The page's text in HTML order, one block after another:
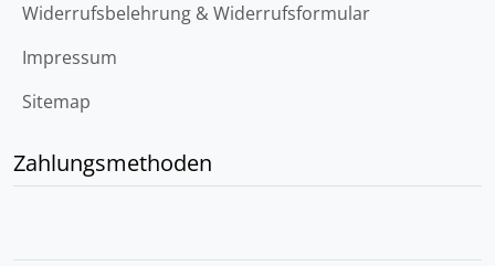
Widerrufsbelehrung & Widerrufsformular
Impressum
Sitemap
Zahlungsmethoden